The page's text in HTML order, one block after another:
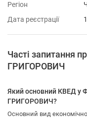
Регіон
Дата реєстрації
Часті
ГРИГОРОВИЧ
Який основний КВЕД
ГРИГОРОВИЧ?
Основний вид